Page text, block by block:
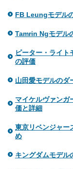
FB Leungモデル
Tamrin Ngモデル
ピーター・ライ
の評価
山田愛モデルのダ
マイケルヴァンガ
価と詳細
東京リベンジャー
め
キングダムモデル